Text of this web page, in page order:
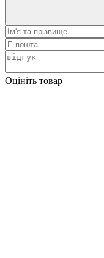
Оцініть товар